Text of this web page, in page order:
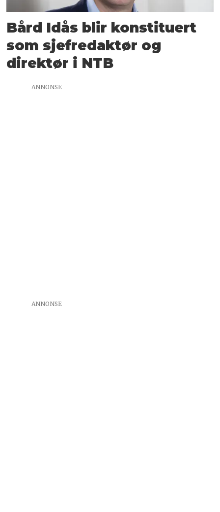
Bård Idås blir konstituert
som sjefredaktør og
direktør i NTB
ANNONSE
ANNONSE